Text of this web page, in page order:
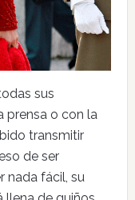
sus
prensa o con la
transmitir
de ser
nada fácil, su